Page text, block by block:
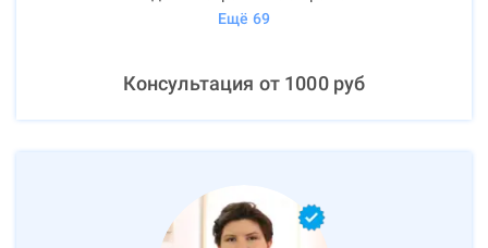
Ещё 69
Консультация от 1000руб